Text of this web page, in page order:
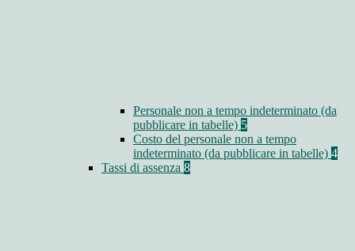
Personale non a tempo indeterminato (da
pubblicare in tabelle) 5
Costo del personale non a tempo
indeterminato (da pubblicare in tabelle) 4
Tassi di assenza 8